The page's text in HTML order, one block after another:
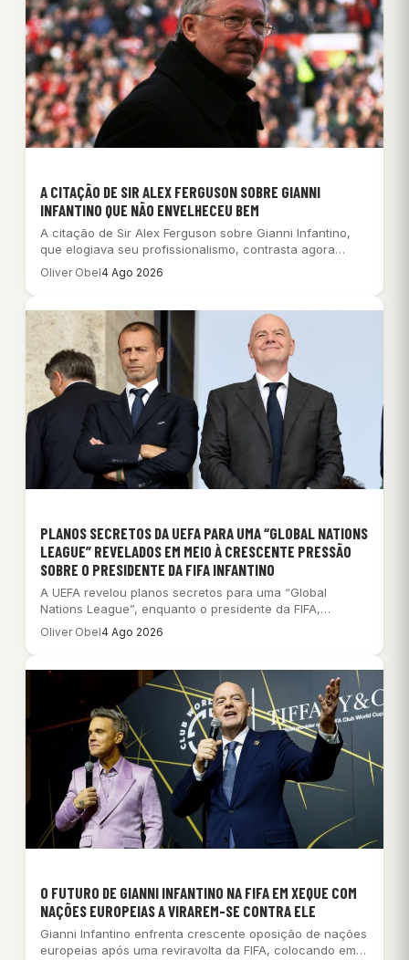
A CITAÇÃO DE SIR ALEX FERGUSON SOBRE GIANNI
INFANTINO QUE NÃO ENVELHECEU BEM
A citação de Sir Alex Ferguson sobre Gianni Infantino,
que elogiava seu profissionalismo, contrasta agora…
Oliver Obel4 Ago 2026
PLANOS SECRETOS DA UEFA PARA UMA “GLOBAL NATIONS
LEAGUE” REVELADOS EM MEIO À CRESCENTE PRESSÃO
SOBRE O PRESIDENTE DA FIFA INFANTINO
A UEFA revelou planos secretos para uma “Global
Nations League”, enquanto o presidente da FIFA,…
Oliver Obel4 Ago 2026
O FUTURO DE GIANNI INFANTINO NA FIFA EM XEQUE COM
NAÇÕES EUROPEIAS A VIRAREM-SE CONTRA ELE
Gianni Infantino enfrenta crescente oposição de nações
europeias após uma reviravolta da FIFA, colocando em…